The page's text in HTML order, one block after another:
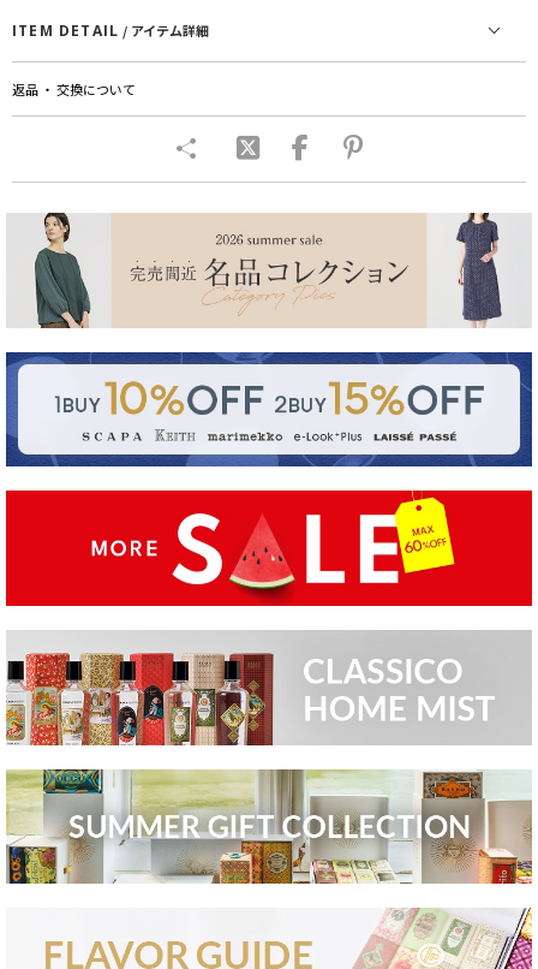
ITEM DETAIL / アイテム詳細
返品 ・ 交換について